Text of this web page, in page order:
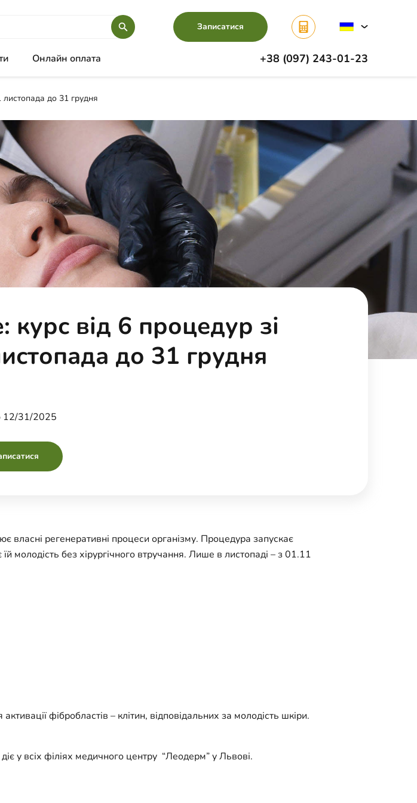
Записатися
Онлайн оплата +38 (097) 243-01-23
до 31 грудня
від 6 процедур зі
до 31 грудня
12/31/2025
власні регенеративні процеси організму. Процедура запускає
молодість без хірургічного втручання. Лише в листопаді – з 01.11
фібробластів – клітин, відповідальних за молодість шкіри.
у всіх філіях медичного центру “Леодерм” у Львові.